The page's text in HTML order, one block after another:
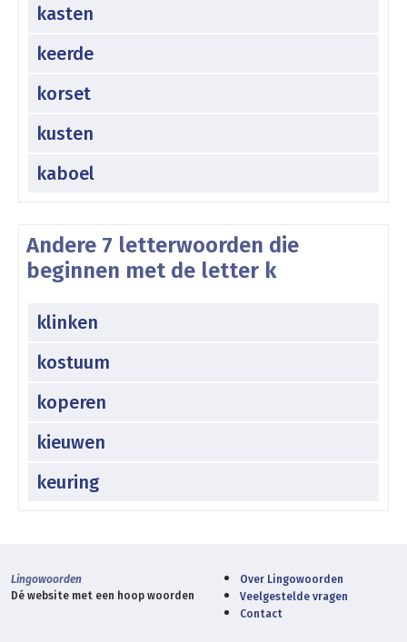
kasten
keerde
korset
kusten
kaboel
Andere 7 letterwoorden die
beginnen met de letter k
klinken
kostuum
koperen
kieuwen
keuring
Lingowoorden
Dé website met een hoop woorden
Over Lingowoorden
Veelgestelde vragen
Contact